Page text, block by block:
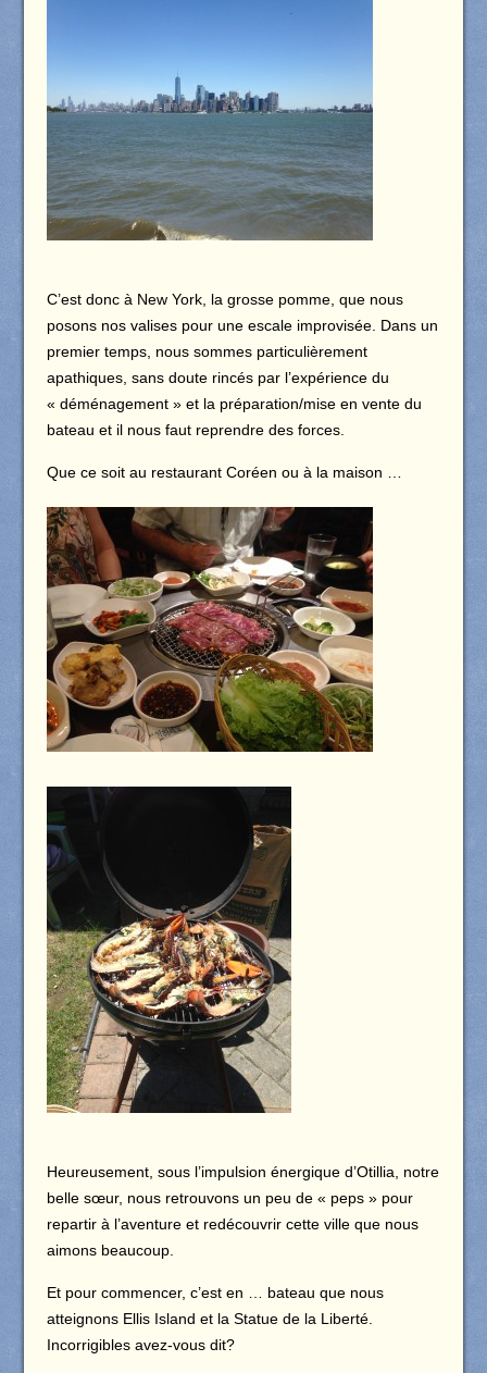
C’est donc à New York, la grosse pomme, que nous
posons nos valises pour une escale improvisée. Dans un
premier temps, nous sommes particulièrement
apathiques, sans doute rincés par l’expérience du
« déménagement » et la préparation/mise en vente du
bateau et il nous faut reprendre des forces.
Que ce soit au restaurant Coréen ou à la maison …
Heureusement, sous l’impulsion énergique d’Otillia, notre
belle sœur, nous retrouvons un peu de « peps » pour
repartir à l’aventure et redécouvrir cette ville que nous
aimons beaucoup.
Et pour commencer, c’est en … bateau que nous
atteignons Ellis Island et la Statue de la Liberté.
Incorrigibles avez-vous dit?